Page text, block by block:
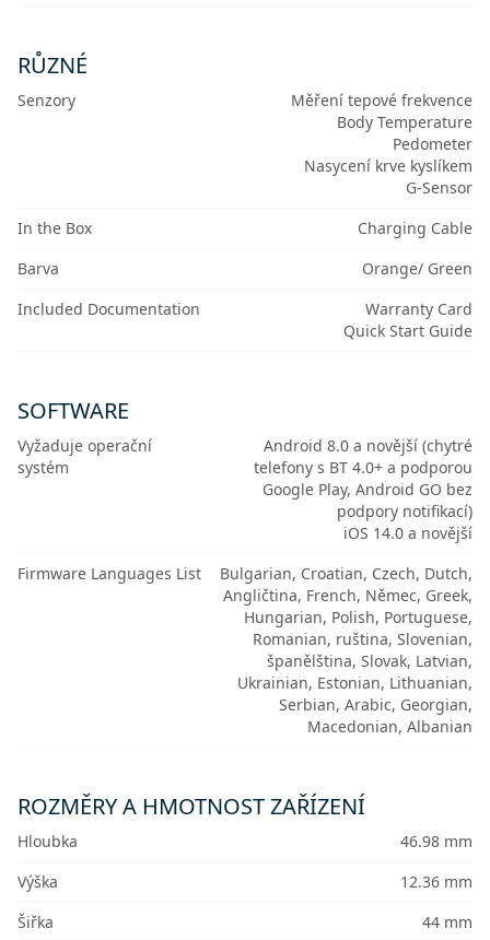
RŮZNÉ
Senzory
Měření tepové frekvence
Body Temperature
Pedometer
Nasycení krve kyslíkem
G-Sensor
In the Box
Charging Cable
Barva
Orange/ Green
Included Documentation
Warranty Card
Quick Start Guide
SOFTWARE
Vyžaduje operační
systém
Android 8.0 a novější (chytré
telefony s BT 4.0+ a podporou
Google Play, Android GO bez
podpory notifikací)
iOS 14.0 a novější
Firmware Languages List
Bulgarian, Croatian, Czech, Dutch,
Angličtina, French, Němec, Greek,
Hungarian, Polish, Portuguese,
Romanian, ruština, Slovenian,
španělština, Slovak, Latvian,
Ukrainian, Estonian, Lithuanian,
Serbian, Arabic, Georgian,
Macedonian, Albanian
ROZMĚRY A HMOTNOST ZAŘÍZENÍ
Hloubka
46.98 mm
Výška
12.36 mm
Šiřka
44 mm